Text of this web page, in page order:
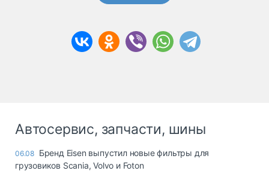
Автосервис, запчасти, шины
06.08 Бренд Eisen выпустил новые фильтры для
грузовиков Scania, Volvo и Foton